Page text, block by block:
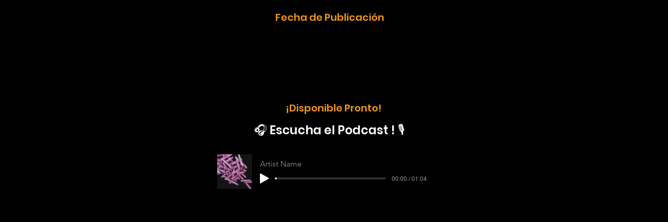
Fecha de Publicación
¡Disponible Pronto!
🎧 Escucha el Podcast ! 🎙️
Artist Name
00:00 / 01:04